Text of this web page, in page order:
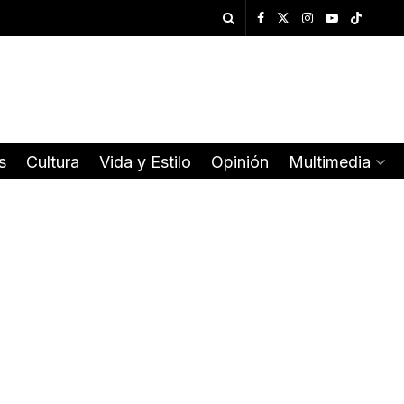
Cultura Vida y Estilo Opinión Multimedia